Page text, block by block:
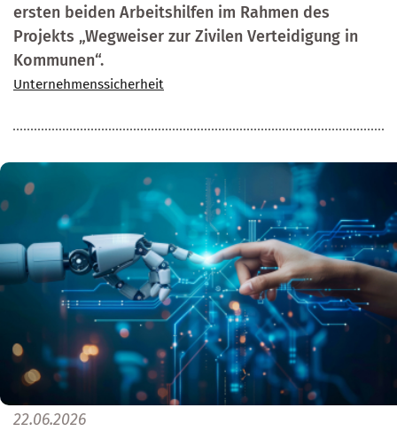
ersten beiden Arbeitshilfen im Rahmen des
Projekts „Wegweiser zur Zivilen Verteidigung in
Kommunen“.
Unternehmenssicherheit
22.06.2026